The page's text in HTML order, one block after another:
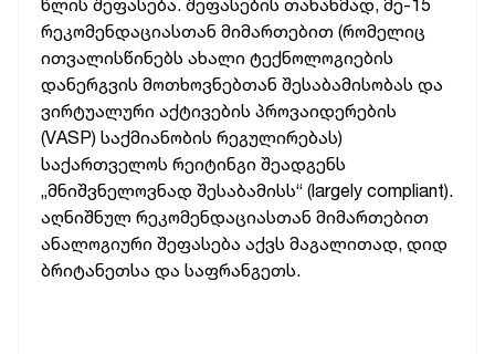
წლის შეფასება. შეფასების თანახმად, მე-15
რეკომენდაციასთან მიმართებით (რომელიც
ითვალისწინებს ახალი ტექნოლოგიების
დანერგვის მოთხოვნებთან შესაბამისობას და
ვირტუალური აქტივების პროვაიდერების
(VASP) საქმიანობის რეგულირებას)
საქართველოს რეიტინგი შეადგენს
„მნიშვნელოვნად შესაბამისს“ (largely compliant).
აღნიშნულ რეკომენდაციასთან მიმართებით
ანალოგიური შეფასება აქვს მაგალითად, დიდ
ბრიტანეთსა და საფრანგეთს.